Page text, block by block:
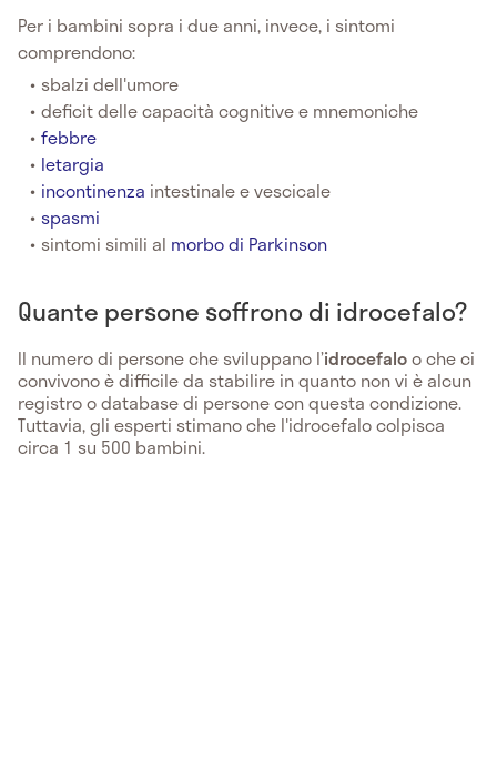
Per i bambini sopra i due anni, invece, i sintomi
comprendono:
sbalzi dell'umore
deficit delle capacità cognitive e mnemoniche
febbre
letargia
incontinenza intestinale e vescicale
spasmi
sintomi simili al morbo di Parkinson
Quante persone soffrono di idrocefalo?
Il numero di persone che sviluppano l’idrocefaloo che ci
convivono è difficile da stabilire in quanto non vi è alcun
registro o database di persone con questa condizione.
Tuttavia, gli esperti stimano che l'idrocefalo colpisca
circa 1 su 500 bambini.